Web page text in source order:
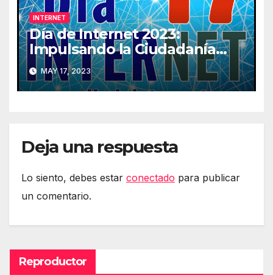
INTERNET
Día de Internet 2023:
Impulsando la Ciudadanía
Digital
MAY 17, 2023
Deja una respuesta
Lo siento, debes estar conectado para publicar
un comentario.
Reproductor